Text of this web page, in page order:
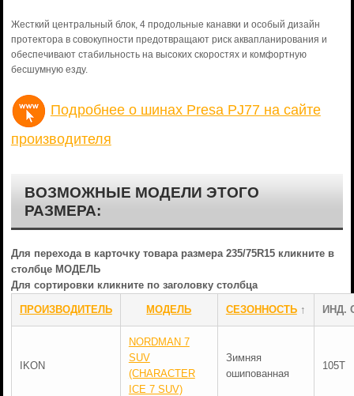
Жесткий центральный блок, 4 продольные канавки и особый дизайн
протектора в совокупности предотвращают риск аквапланирования и
обеспечивают стабильность на высоких скоростях и комфортную
бесшумную езду.
Подробнее о шинах Presa PJ77 на сайте
производителя
ВОЗМОЖНЫЕ МОДЕЛИ ЭТОГО
РАЗМЕРА:
Для перехода в карточку товара размера 235/75R15 кликните в
столбце МОДЕЛЬ
Для сортировки кликните по заголовку столбца
ПРОИЗВОДИТЕЛЬ МОДЕЛЬ СЕЗОННОСТЬ↑ ИНД.
IKON
NORDMAN 7
SUV
(CHARACTER
ICE 7 SUV)
Зимняя
ошипованная
105T